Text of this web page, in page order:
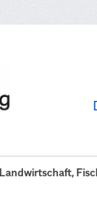
Landwirtschaft,